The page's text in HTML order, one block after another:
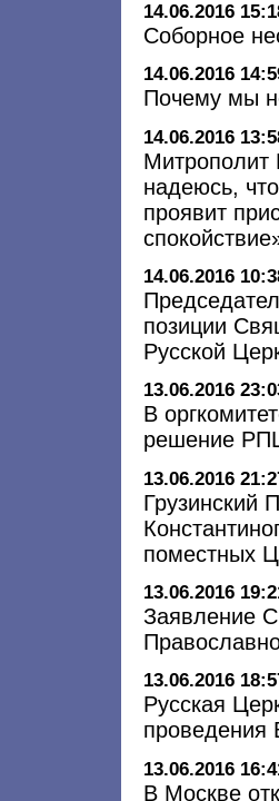
14.06.2016
Соборное
14.06.2016
Почему мы
14.06.2016
Митрополит
надеюсь,
проявит
14.06.2016
позиции
Русской
13.06.2016
В
решение
13.06.2016
Грузинский
поместных
13.06.2016
Заявление
13.06.2016
Русская
проведения
13.06.2016
В Москве